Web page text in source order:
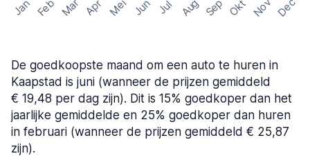
Jan Feb Mar Apr Mei Jun Jul Aug Sep Okt Nov Dec
De goedkoopste maand om een auto te huren in
Kaapstad is juni (wanneer de prijzen gemiddeld
€ 19,48 per dag zijn). Dit is 15% goedkoper dan het
jaarlijke gemiddelde en 25% goedkoper dan huren
in februari (wanneer de prijzen gemiddeld € 25,87
zijn).